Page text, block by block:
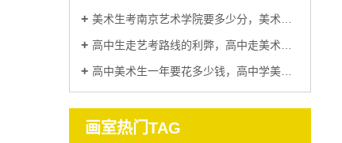
美术生考南京艺术学院要多少分，美术生最吃香的五大专业
高中生走艺考路线的利弊，高中走美术生有出路吗
高中美术生一年要花多少钱，高中学美术好还是学纯文化课好
画室热门TAG